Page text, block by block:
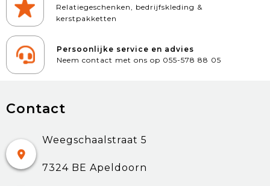
Relatiegeschenken, bedrijfskleding &
kerstpakketten
Persoonlijke service en advies
Neem contact met ons op 055-578 88 05
Contact
Weegschaalstraat 5
7324 BE Apeldoorn